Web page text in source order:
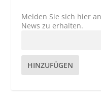
Melden Sie sich hier
News zu erhalten.
HINZUFÜGEN